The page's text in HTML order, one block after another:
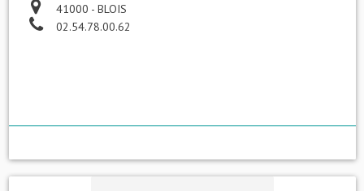
41000 - BLOIS
02.54.78.00.62